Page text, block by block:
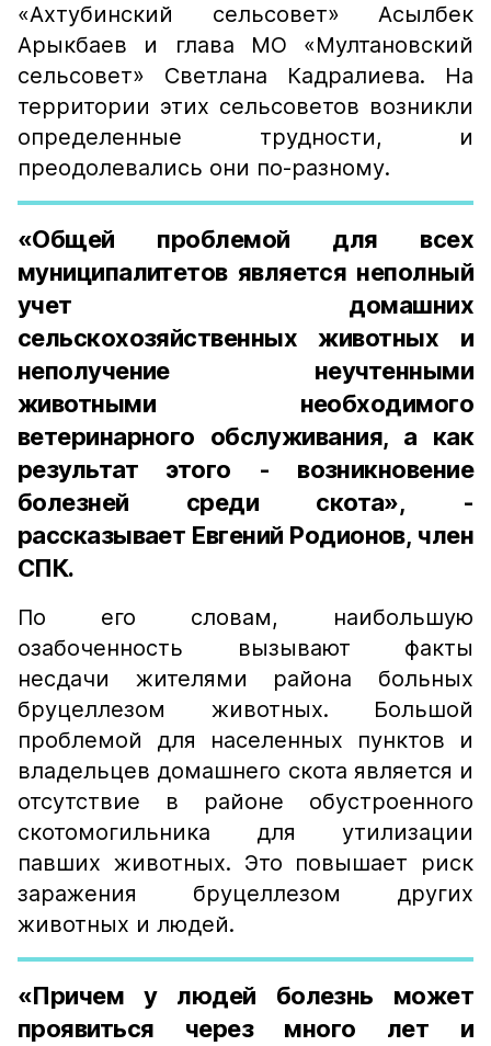
«Ахтубинский сельсовет» Асылбек
Арыкбаев и глава МО «Мултановский
сельсовет» Светлана Кадралиева. На
территории этих сельсоветов возникли
определенные трудности, и
преодолевались они по-разному.
«Общей проблемой для всех
муниципалитетов является неполный
учет домашних
сельскохозяйственных животных и
неполучение неучтенными
животными необходимого
ветеринарного обслуживания, а как
результат этого - возникновение
болезней среди скота», -
рассказывает Евгений Родионов, член
СПК.
По его словам, наибольшую
озабоченность вызывают факты
несдачи жителями района больных
бруцеллезом животных. Большой
проблемой для населенных пунктов и
владельцев домашнего скота является и
отсутствие в районе обустроенного
скотомогильника для утилизации
павших животных. Это повышает риск
заражения бруцеллезом других
животных и людей.
«Причем у людей болезнь может
проявиться через много лет и